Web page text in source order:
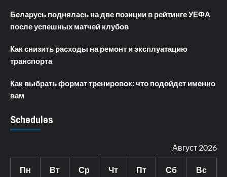
Беларусь поднялась на две позиции в рейтинге УЕФА
после успешных матчей клубов
Как снизить расходы на ремонт и эксплуатацию
транспорта
Как выбрать формат тренировок: что подойдет именно
вам
Schedules
Август 2026
Пн Вт Ср Чт Пт Сб Вс